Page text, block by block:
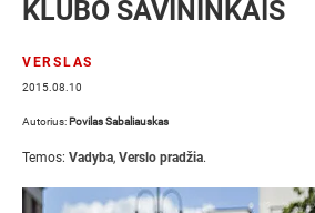
KLUBO SAVININKAIS
VERSLAS
2015.08.10
Autorius: Povilas Sabaliauskas
Temos: Vadyba, Verslo pradžia.